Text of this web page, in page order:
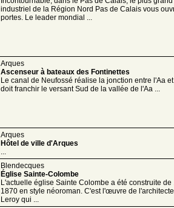
industriel de la Région Nord Pas de Calais vous
portes. Le leader mondial ...
Arques
Ascenseur à bateaux des Fontinettes
Le canal de Neufossé réalise la jonction entre l'Aa
doit franchir le versant Sud de la vallée de l'Aa ...
Arques
Hôtel de ville d'Arques
...
Blendecques
Église Sainte-Colombe
L'actuelle église Sainte Colombe a été construite de
1870 en style néoroman. C'est l'œuvre de
Leroy qui ...